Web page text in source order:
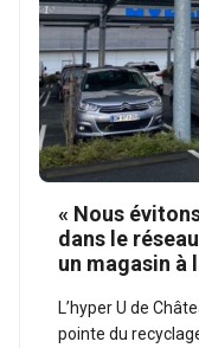
« Nous
dans le
un magasin à
L’hyper U de
pointe du